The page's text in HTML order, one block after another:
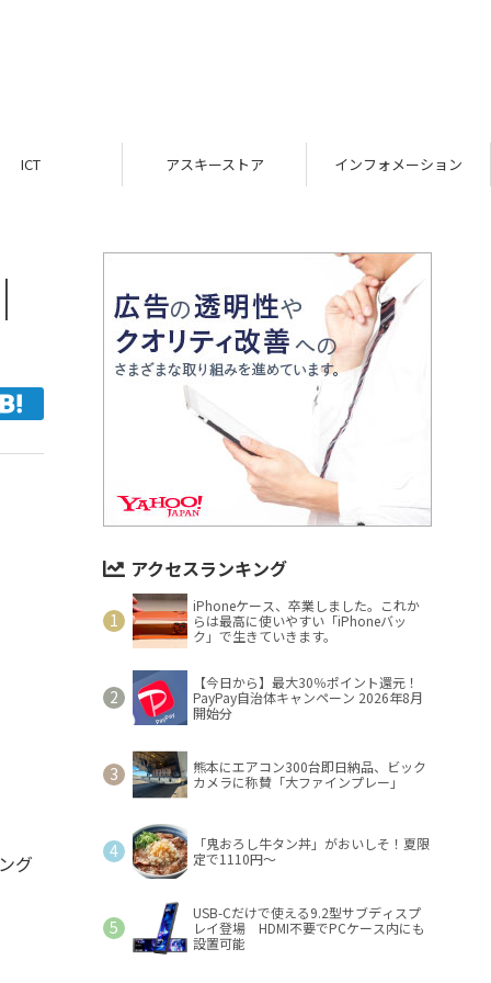
ICT アスキーストア インフォメーション
グ
アクセスランキング
iPhoneケース、卒業しました。これか
らは最高に使いやすい「iPhoneバッ
ク」で生きていきます。
【今日から】最大30％ポイント還元！
PayPay自治体キャンペーン 2026年8月
開始分
熊本にエアコン300台即日納品、ビック
カメラに称賛「大ファインプレー」
「鬼おろし牛タン丼」がおいしそ！夏限
定で1110円～
USB-Cだけで使える9.2型サブディスプ
レイ登場 HDMI不要でPCケース内にも
設置可能